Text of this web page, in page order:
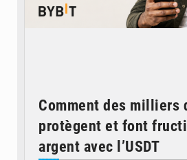
Comment des milliers
protègent et font
argent avec l’USDT